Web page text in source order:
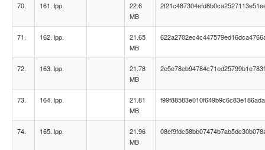
70. 161. lpp.
22.6
MB
71. 162. lpp.
21.65
MB
72. 163. lpp.
21.78
MB
73. 164. lpp.
21.81
MB
74. 165. lpp.
21.96
MB